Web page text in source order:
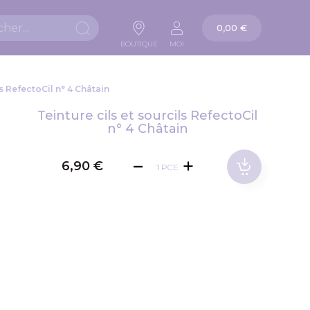
BOUTIQUE
Chercher MOI
Panier
0,00 €
Teinture cils et sourcils RefectoCil
n° 4 Châtain
n° 4 Châtain
6,90 € PCE